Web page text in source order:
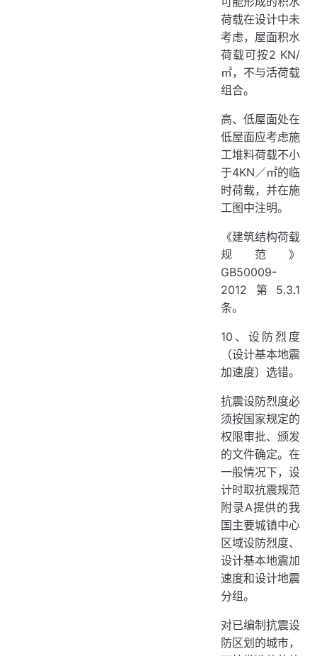
荷载在设计中未
考虑，屋面积水
荷载可按2 KN/
㎡，不与活荷载
组合。
高、低屋面处在
低屋面应考虑施
工堆料荷载不小
于4KN／㎡的临
时荷载，并在施
工图中注明。
《建筑结构荷载
规范》
GB50009-
2012第5.3.1
条。
10、设防烈度
（设计基本地震
加速度）选错。
抗震设防烈度必
须按国家规定的
权限审批、颁发
的文件确定。在
一般情况下，设
计时取抗震规范
附录A提供的我
国主要城镇中心
区域设防烈度、
设计基本地震加
速度和设计地震
分组。
对已编制抗震设
防区划的城市，